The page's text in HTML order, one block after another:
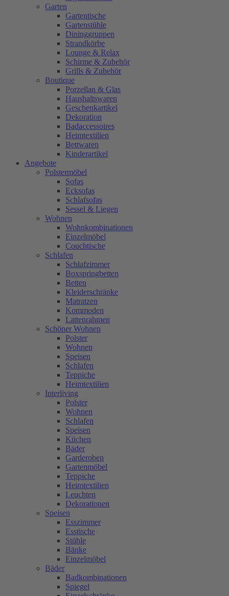
Garten
Gartentische
Gartenstühle
Dininggruppen
Strandkörbe
Lounge & Relax
Schirme & Zubehör
Grills & Zubehör
Boutique
Porzellan & Glas
Haushaltswaren
Geschenkartikel
Dekoration
Badaccessoires
Heimtextilien
Bettwaren
Kinderartikel
Angebote
Polstermöbel
Sofas
Ecksofas
Schlafsofas
Sessel & Liegen
Wohnen
Wohnkombinationen
Einzelmöbel
Couchtische
Schlafen
Schlafzimmer
Boxspringbetten
Betten
Kleiderschränke
Matratzen
Kommoden
Lattenrahmen
Schöner Wohnen
Polster
Wohnen
Speisen
Schlafen
Teppiche
Heimtextilien
Interliving
Polster
Wohnen
Schlafen
Speisen
Küchen
Bäder
Garderoben
Gartenmöbel
Teppiche
Heimtextilien
Leuchten
Dekorationen
Speisen
Esszimmer
Esstische
Stühle
Bänke
Einzelmöbel
Bäder
Badkombinationen
Spiegel